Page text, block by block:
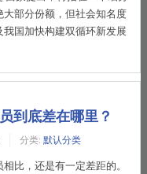
部分份额，但社会知名度
国加快构建双循环新发展
到底差在哪里？
分类: 默认分类
比，还是有一定差距的。